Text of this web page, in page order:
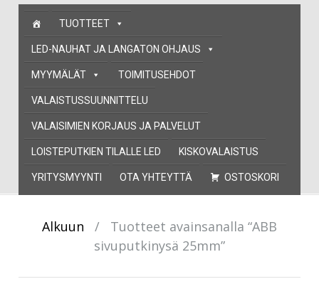
Skip
content
TUOTTEET
LED-NAUHAT JA LANGATON OHJAUS
MYYMÄLÄT TOIMITUSEHDOT
VALAISTUSSUUNNITTELU
VALAISIMIEN KORJAUS JA PALVELUT
LOISTEPUTKIEN TILALLE LED KISKOVALAISTUS
YRITYSMYYNTI OTA YHTEYTTÄ OSTOSKORI
Alkuun /
Tuotteet avainsanalla “ABB
sivuputkinysä 25mm”